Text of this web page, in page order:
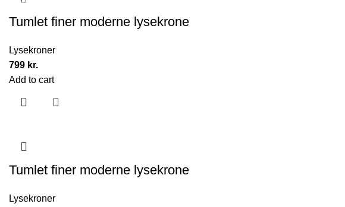
Tumlet finer moderne lysekrone
Lysekroner
799 kr.
Add to cart
Tumlet finer moderne lysekrone
Lysekroner